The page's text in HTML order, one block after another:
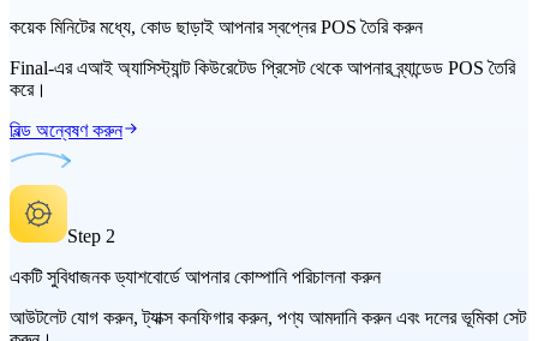
কয়েক মিনিটের মধ্যে, কোড ছাড়াই আপনার স্বপ্নের POS তৈরি করুন
Final-এর এআই অ্যাসিস্ট্যান্ট কিউরেটেড প্রিসেট থেকে আপনার ব্র্যান্ডেড POS তৈরি
করে।
বিল্ড অন্বেষণ করুন
Step 2
একটি সুবিধাজনক ড্যাশবোর্ডে আপনার কোম্পানি পরিচালনা করুন
আউটলেট যোগ করুন, ট্যাক্স কনফিগার করুন, পণ্য আমদানি করুন এবং দলের ভূমিকা সেট